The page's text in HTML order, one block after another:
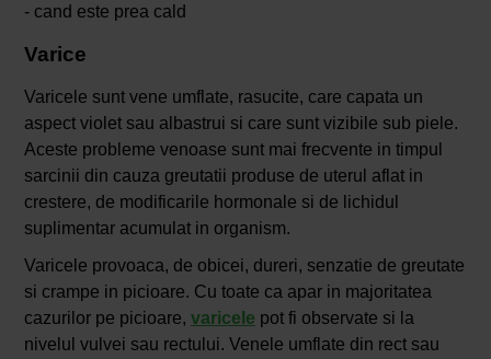
- cand este prea cald
Varice
Varicele sunt vene umflate, rasucite, care capata un
aspect violet sau albastrui si care sunt vizibile sub piele.
Aceste probleme venoase sunt mai frecvente in timpul
sarcinii din cauza greutatii produse de uterul aflat in
crestere, de modificarile hormonale si de lichidul
suplimentar acumulat in organism.
Varicele provoaca, de obicei, dureri, senzatie de greutate
si crampe in picioare. Cu toate ca apar in majoritatea
cazurilor pe picioare, varicele pot fi observate si la
nivelul vulvei sau rectului. Venele umflate din rect sau